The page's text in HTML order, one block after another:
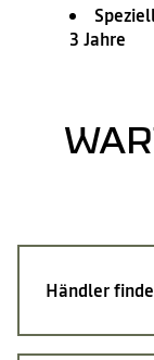
3 Jahre
Händler